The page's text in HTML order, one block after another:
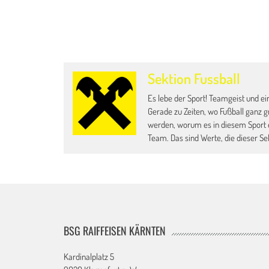
Sektion Fussball
Es lebe der Sport! Teamgeist und
Gerade zu Zeiten, wo Fußball
werden, worum es in diesem
Team. Das sind Werte, die dieser
BSG RAIFFEISEN KÄRNTEN
Kardinalplatz 5